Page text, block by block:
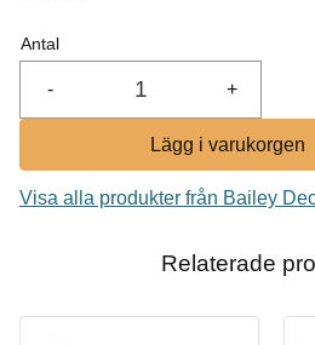
I lager
Köp
Antal
+
-
Visa alla produkter från Bailey
Relaterade